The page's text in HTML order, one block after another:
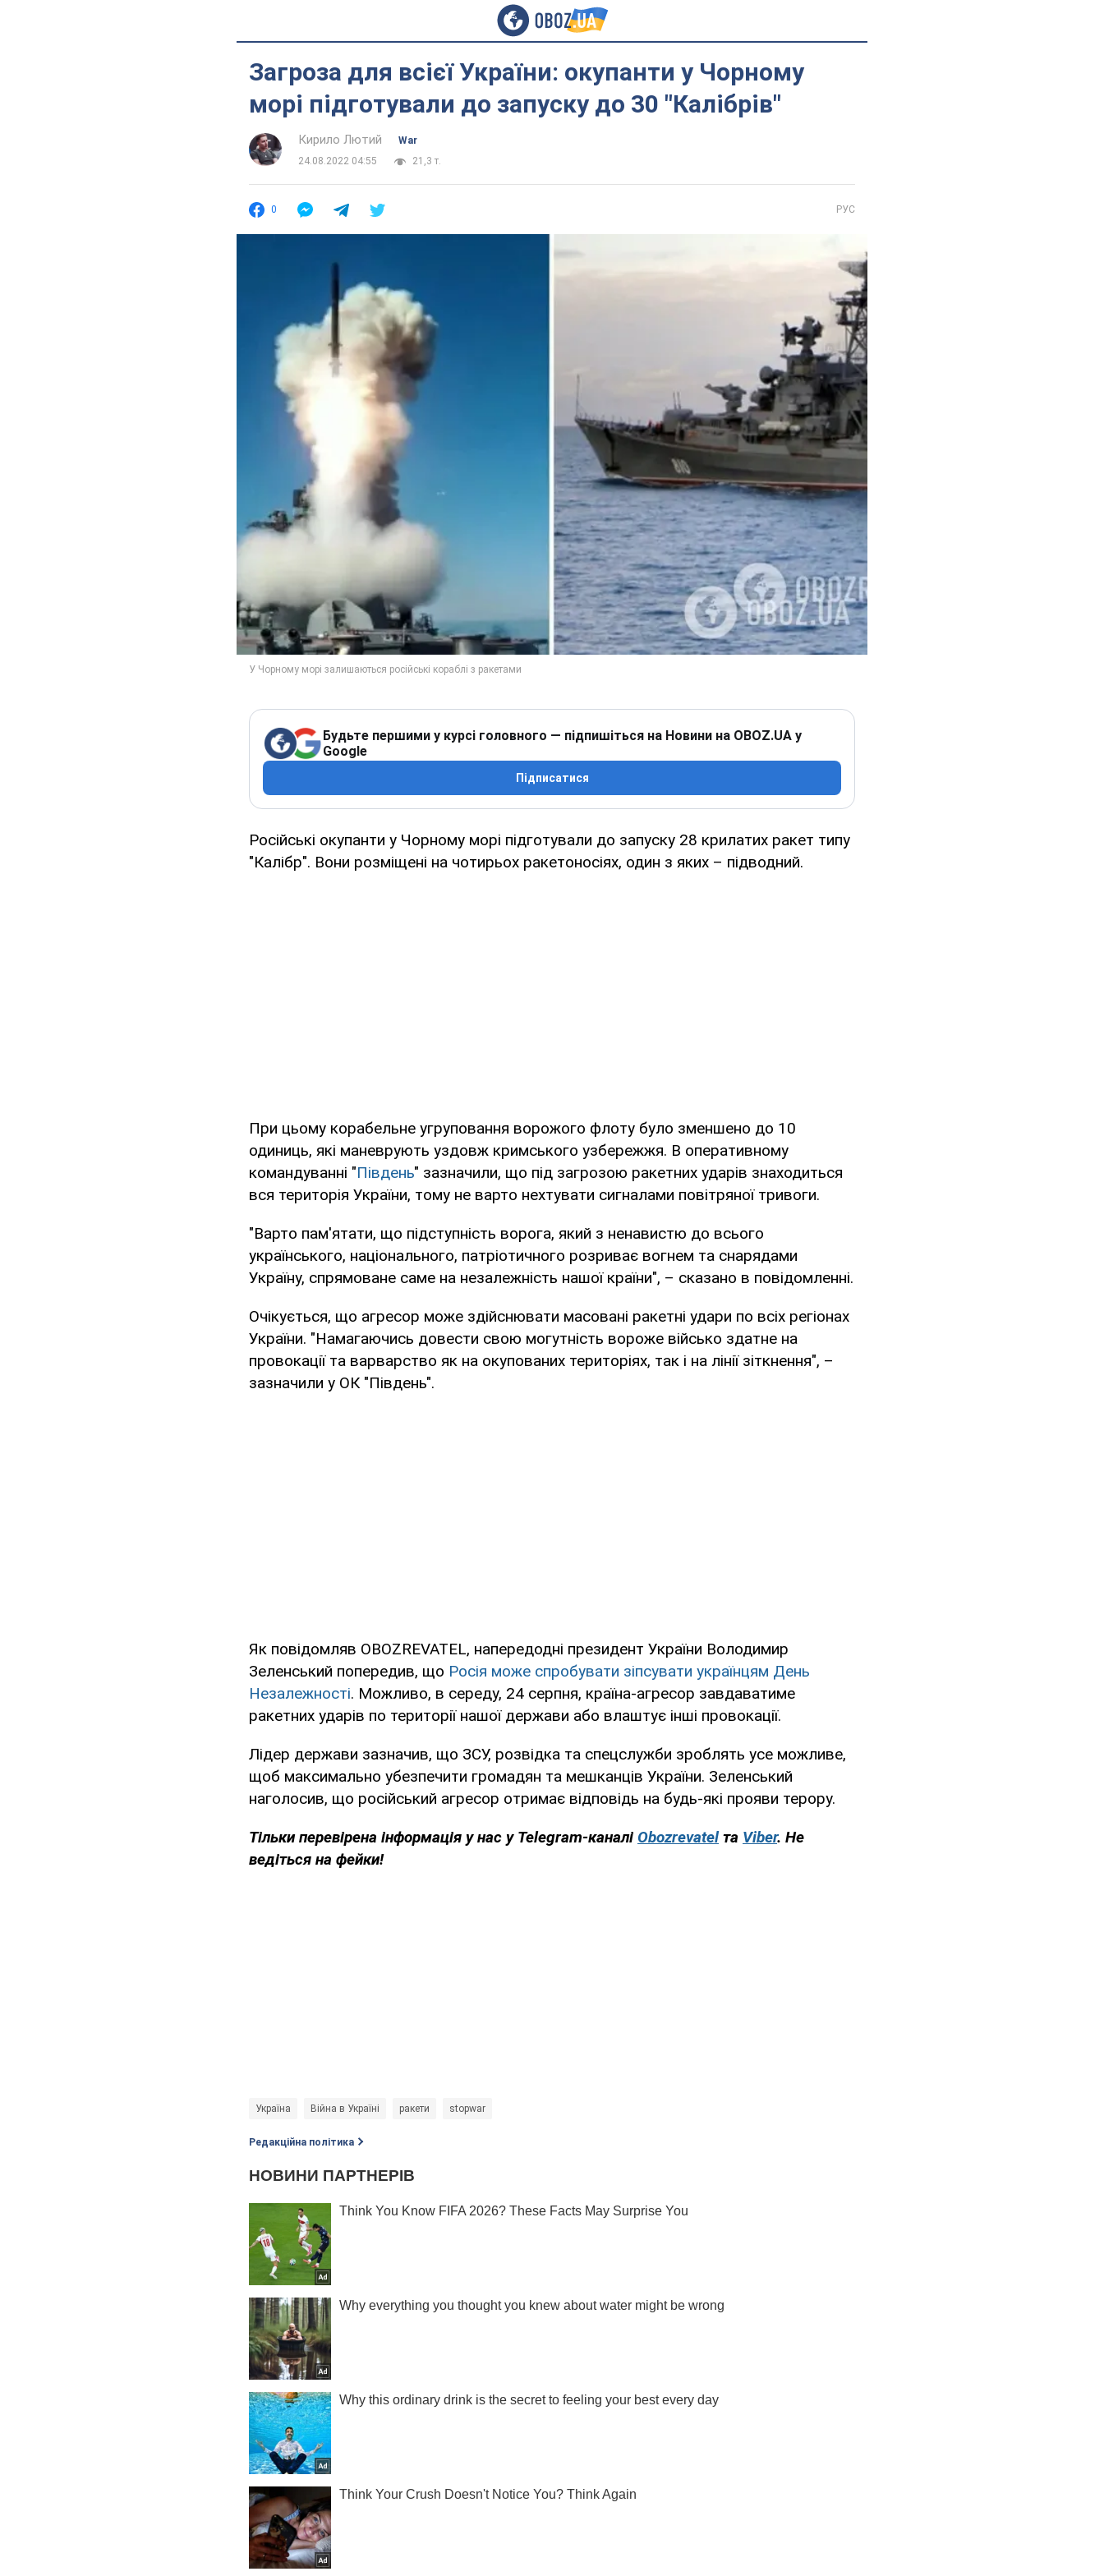
Загроза для всієї України: окупанти у Чорному
морі підготували до запуску до 30 "Калібрів"
Кирило Лютий
War
24.08.2022 04:55
21,3 т.
0 РУС
Будьте першими у курсі головного — підпишіться на Новини на OBOZ.UA у
Google
Підписатися
Російські окупанти у Чорному морі підготували до запуску 28 крилатих ракет типу
"Калібр". Вони розміщені на чотирьох ракетоносіях, один з яких – підводний.
При цьому корабельне угруповання ворожого флоту було зменшено до 10
одиниць, які маневрують уздовж кримського узбережжя. В оперативному
командуванні "Південь" зазначили, що під загрозою ракетних ударів знаходиться
вся територія України, тому не варто нехтувати сигналами повітряної тривоги.
"Варто пам'ятати, що підступність ворога, який з ненавистю до всього
українського, національного, патріотичного розриває вогнем та снарядами
Україну, спрямоване саме на незалежність нашої країни", – сказано в повідомленні.
Очікується, що агресор може здійснювати масовані ракетні удари по всіх регіонах
України. "Намагаючись довести свою могутність вороже військо здатне на
провокації та варварство як на окупованих територіях, так і на лінії зіткнення", –
зазначили у ОК "Південь".
Як повідомляв OBOZREVATEL, напередодні президент України Володимир
Зеленський попередив, що Росія може спробувати зіпсувати українцям День
Незалежності. Можливо, в середу, 24 серпня, країна-агресор завдаватиме
ракетних ударів по території нашої держави або влаштує інші провокації.
Лідер держави зазначив, що ЗСУ, розвідка та спецслужби зроблять усе можливе,
щоб максимально убезпечити громадян та мешканців України. Зеленський
наголосив, що російський агресор отримає відповідь на будь-які прояви терору.
Тільки перевірена інформація у нас у Telegram-каналі Obozrevatel та Viber. Не
ведіться на фейки!
Україна Війна в Україні ракети stopwar
Редакційна політика